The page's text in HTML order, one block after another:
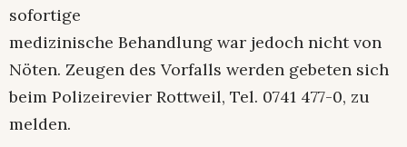
sofortige
medizinische Behandlung war jedoch nicht von
Nöten. Zeugen des Vorfalls werden gebeten sich
beim Polizeirevier Rottweil, Tel. 0741 477-0, zu
melden.